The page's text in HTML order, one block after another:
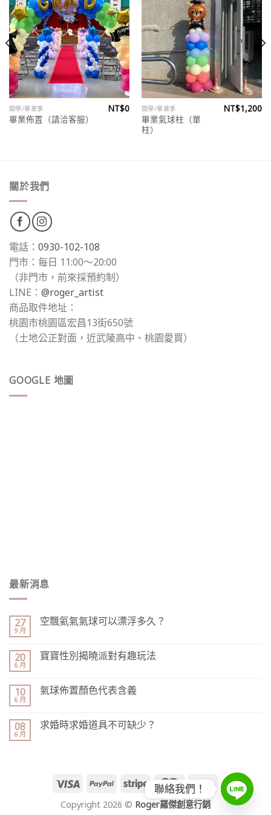
Add to
wishlist
開學/畢業季
畢業佈置（請洽客服）
NT$0
Add to
wishlist
開學/畢業季
畢業氣球柱（單
柱）
NT$1,200
關於我們
電話： 0930-102-108
門市：每日 11:00～20:00
（非門市，前來採預約制）
LINE： @roger_artist
商品取件地址：
桃園市桃園區宏昌13街650號
（土地公正對面，近武陵高中、桃園愛買）
GOOGLE 地圖
最新消息
27
9 月
空飄氦氣氣球可以漂浮多久？
20
6 月
寶寶性別揭曉派對有趣玩法
10
6 月
氣球佈置顏色代表含義
08
6 月
求婚時求婚道具不可缺少？
Copyright 2026 © Roger羅傑創意行銷
聯絡我們！